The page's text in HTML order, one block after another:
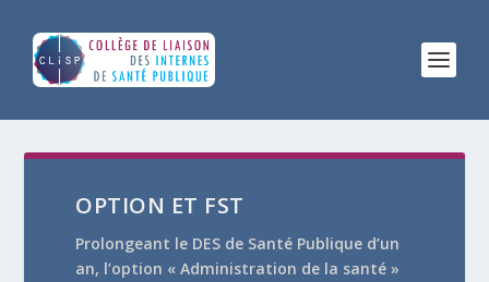
OPTION ET FST
Prolongeant le DES de Santé Publique d’un
an, l’option « Administration de la santé »